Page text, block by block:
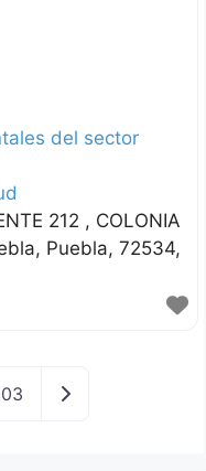
del sector
212 , COLONIA
Puebla 72534
Entradas